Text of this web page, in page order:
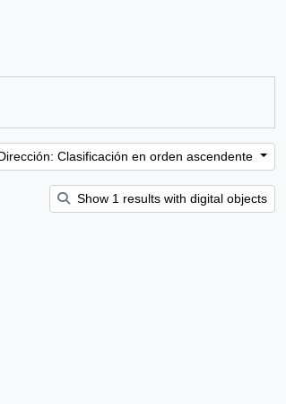
Clasificación en orden ascendente
Show 1 results with digital objects